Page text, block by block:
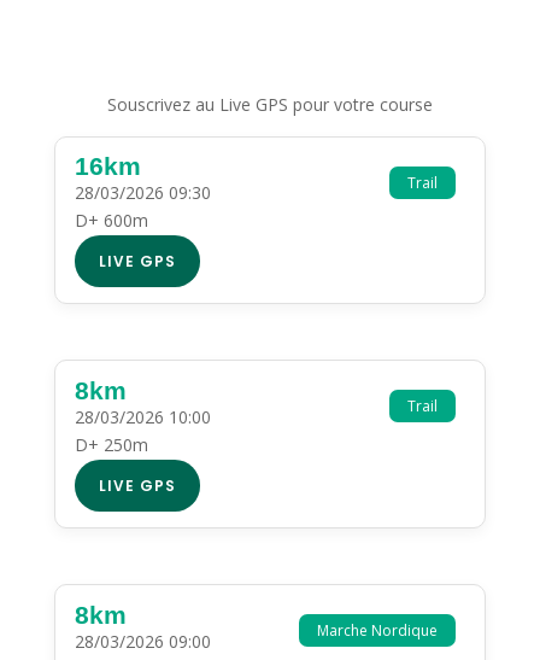
Souscrivez au Live GPS pour votre course
Trail
16km
28/03/2026 09:30
D+ 600m
LIVE GPS
Trail
8km
28/03/2026 10:00
D+ 250m
LIVE GPS
Marche Nordique
8km
28/03/2026 09:00